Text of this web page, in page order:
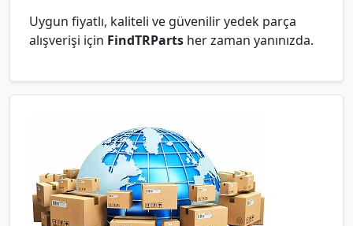
Uygun fiyatlı, kaliteli ve güvenilir yedek parça
alışverişi için FindTRParts her zaman yanınızda.